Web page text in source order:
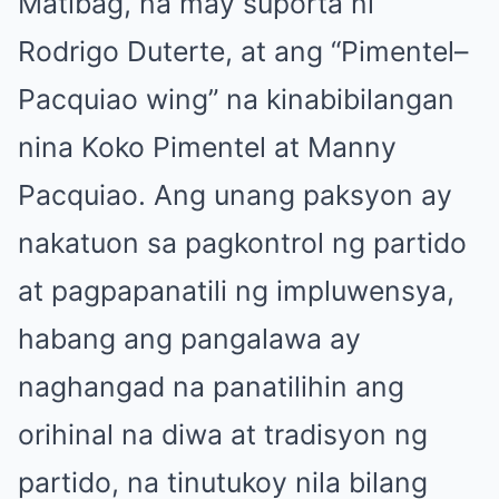
Rodrigo Duterte, at ang “Pimentel–
Pacquiao wing” na kinabibilangan
nina Koko Pimentel at Manny
Pacquiao. Ang unang paksyon ay
nakatuon sa pagkontrol ng partido
at pagpapanatili ng impluwensya,
habang ang pangalawa ay
naghangad na panatilihin ang
orihinal na diwa at tradisyon ng
partido, na tinutukoy nila bilang